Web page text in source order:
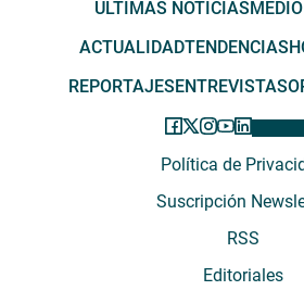
ÚLTIMAS NOTICIAS
ACTUALIDADTENDENCIAS
REPORTAJESENTREVISTAS
Política de
Suscripción
RSS
Editoriales